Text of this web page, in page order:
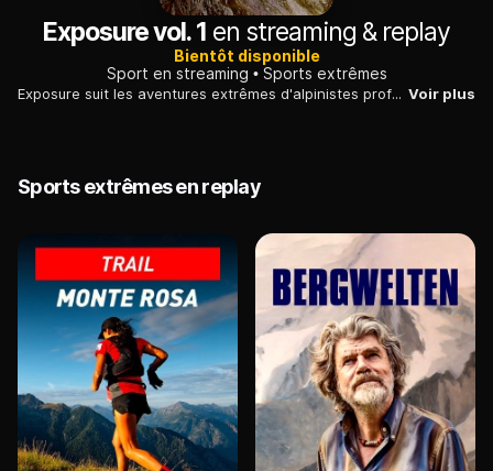
Exposure vol. 1 en streaming & replay
Bientôt disponible
Sport en streaming
Sports extrêmes
Exposure suit les aventures extrêmes d'alpinistes professionnels aussi déjantés que talentueux. Voir plus
Sports extrêmes en replay